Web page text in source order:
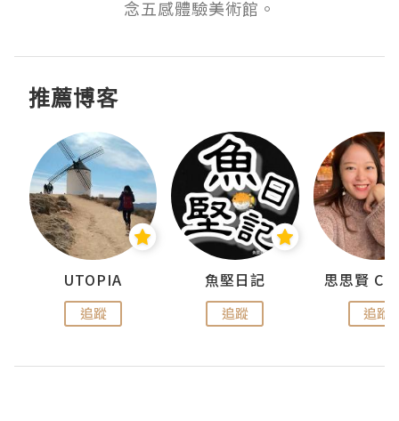
推薦博客
UTOPIA
追蹤
魚堅日記
追蹤 追蹤